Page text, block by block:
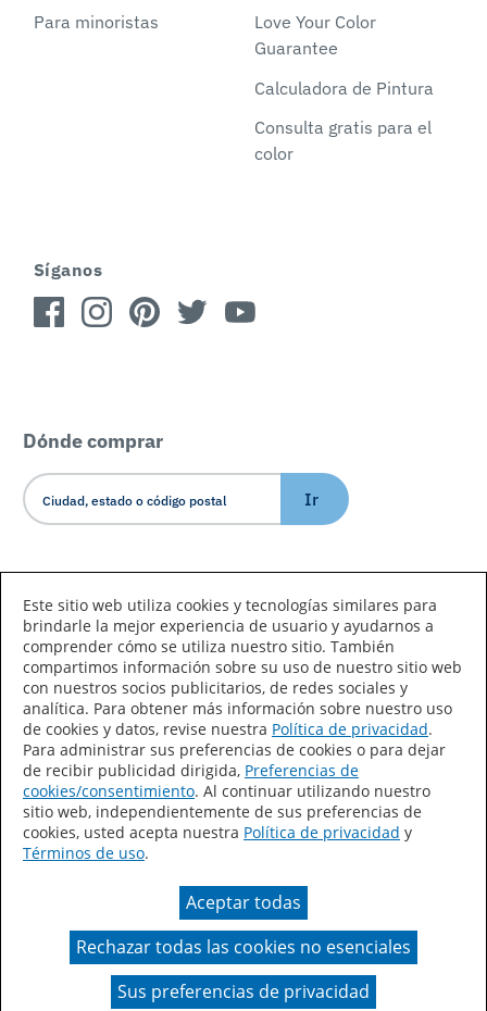
Para minoristas
Love Your Color
Guarantee
Calculadora de Pintura
Consulta gratis para el
color
Síganos
Dónde comprar
Ir
Declaración de accesibilidad
Mapa del sitio
Términos de uso
Privacidad
Sus preferencias de privacidad
Ley de Cadenas de Suministro de California
Un color real puede variar en comparación con la
presentación en pantalla.
Este sitio web utiliza cookies y tecnologías similares para
brindarle la mejor experiencia de usuario y ayudarnos a
comprender cómo se utiliza nuestro sitio. También
compartimos información sobre su uso de nuestro sitio web
con nuestros socios publicitarios, de redes sociales y
analítica. Para obtener más información sobre nuestro uso
de cookies y datos, revise nuestra Política de privacidad.
Para administrar sus preferencias de cookies o para dejar
de recibir publicidad dirigida, Preferencias de
cookies/consentimiento. Al continuar utilizando nuestro
sitio web, independientemente de sus preferencias de
cookies, usted acepta nuestra Política de privacidad y
Términos de uso.
Aceptar todas
Rechazar todas las cookies no esenciales
Sus preferencias de privacidad